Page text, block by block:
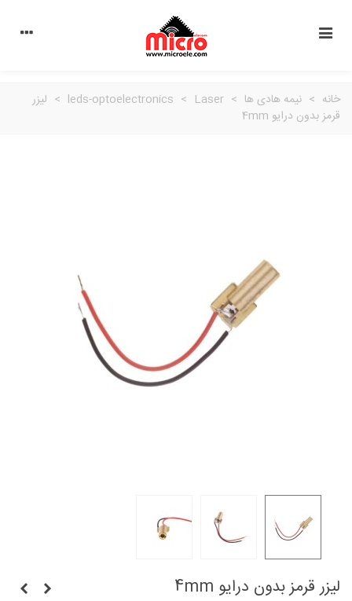
خانه > نیمه هادی ها >
leds-optoelectronics > Laser
> لیزر
قرمز بدون درایو 4mm
لیزر قرمز بدون درایو 4mm